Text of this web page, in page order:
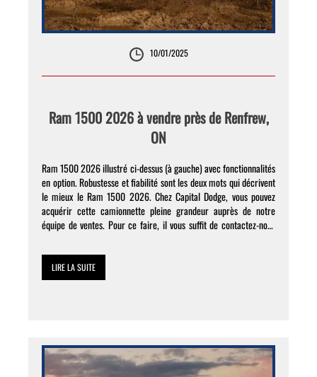
10/01/2025
Ram 1500 2026 à vendre près de Renfrew,
ON
Ram 1500 2026 illustré ci-dessus (à gauche) avec fonctionnalités
en option. Robustesse et fiabilité sont les deux mots qui décrivent
le mieux le Ram 1500 2026. Chez Capital Dodge, vous pouvez
acquérir cette camionnette pleine grandeur auprès de notre
équipe de ventes. Pour ce faire, il vous suffit de contactez-nous
LIRE LA SUITE